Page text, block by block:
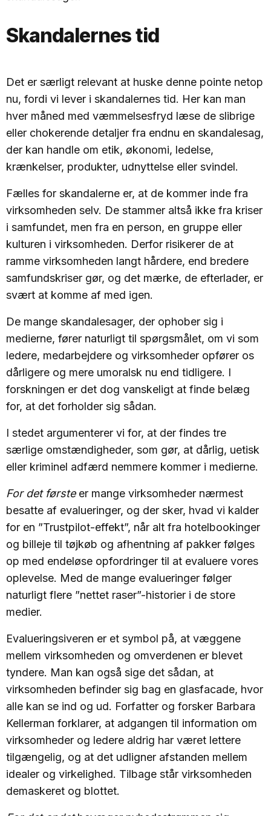
Skandalernes tid
Det er særligt relevant at huske denne pointe netop
nu, fordi vi lever i skandalernes tid. Her kan man
hver måned med væmmelsesfryd læse de slibrige
eller chokerende detaljer fra endnu en skandalesag,
der kan handle om etik, økonomi, ledelse,
krænkelser, produkter, udnyttelse eller svindel.
Fælles for skandalerne er, at de kommer inde fra
virksomheden selv. De stammer altså ikke fra kriser
i samfundet, men fra en person, en gruppe eller
kulturen i virksomheden. Derfor risikerer de at
ramme virksomheden langt hårdere, end bredere
samfundskriser gør, og det mærke, de efterlader, er
svært at komme af med igen.
De mange skandalesager, der ophober sig i
medierne, fører naturligt til spørgsmålet, om vi som
ledere, medarbejdere og virksomheder opfører os
dårligere og mere umoralsk nu end tidligere. I
forskningen er det dog vanskeligt at finde belæg
for, at det forholder sig sådan.
I stedet argumenterer vi for, at der findes tre
særlige omstændigheder, som gør, at dårlig, uetisk
eller kriminel adfærd nemmere kommer i medierne.
For det førsteer mange virksomheder nærmest
besatte af evalueringer, og der sker, hvad vi kalder
for en ”Trustpilot-effekt”, når alt fra hotelbookinger
og billeje til tøjkøb og afhentning af pakker følges
op med endeløse opfordringer til at evaluere vores
oplevelse. Med de mange evalueringer følger
naturligt flere ”nettet raser”-historier i de store
medier.
Evalueringsiveren er et symbol på, at væggene
mellem virksomheden og omverdenen er blevet
tyndere. Man kan også sige det sådan, at
virksomheden befinder sig bag en glasfacade, hvor
alle kan se ind og ud. Forfatter og forsker Barbara
Kellerman forklarer, at adgangen til information om
virksomheder og ledere aldrig har været lettere
tilgængelig, og at det udligner afstanden mellem
idealer og virkelighed. Tilbage står virksomheden
demaskeret og blottet.